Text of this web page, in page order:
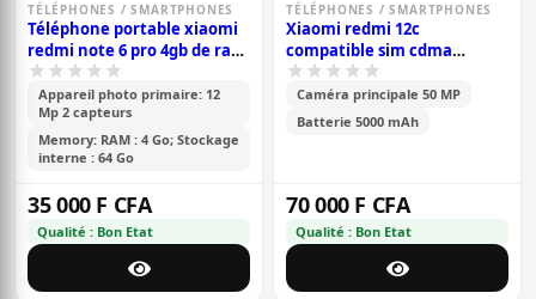
TÉLÉPHONES / SMARTPHONES
Téléphone portable xiaomi
redmi note 6 pro 4gb de ram
et 64gb de mémoire interne
Appareil photo primaire: 12
Mp 2 capteurs
Memory: RAM : 4 Go; Stockage
interne : 64 Go
35 000 F CFA
Qualité : Bon Etat
TÉLÉPHONES / SMARTPHONES
Xiaomi redmi 12c
compatible sim cdma
camtel - pouces- 6.71\' -
mémoire 128go /6go ram -
2sim - caméra-
Caméra principale 50 MP
Batterie 5000 mAh
70 000 F CFA
Qualité : Bon Etat